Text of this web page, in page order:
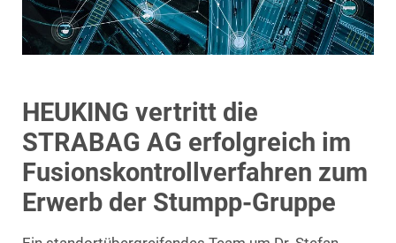
HEUKING vertritt die
STRABAG AG erfolgreich im
Fusionskontrollverfahren zum
Erwerb der Stumpp-Gruppe